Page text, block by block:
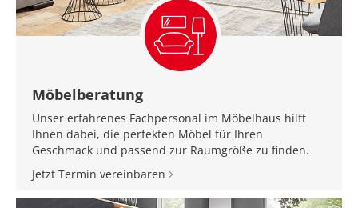
Möbelberatung
Unser erfahrenes Fachpersonal im Möbelhaus hilft
Ihnen dabei, die perfekten Möbel für Ihren
Geschmack und passend zur Raumgröße zu finden.
Jetzt Termin vereinbaren